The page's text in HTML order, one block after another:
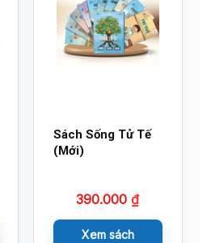
Sách Sống Tử Tế
(Mới)
390.000₫
Xem sách